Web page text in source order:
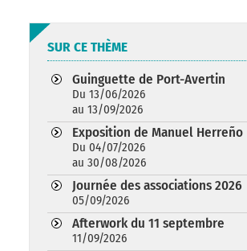
SUR CE THÈME
Guinguette de Port-Avertin
Du 13/06/2026
au 13/09/2026
Exposition de Manuel Herreño
Du 04/07/2026
au 30/08/2026
Journée des associations 2026
05/09/2026
Afterwork du 11 septembre
11/09/2026